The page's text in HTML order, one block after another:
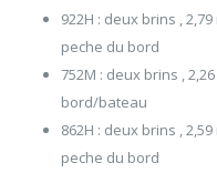
922H : deux brins ,
peche du bord
752M : deux brins ,
bord/bateau
862H : deux brins ,
peche du bord